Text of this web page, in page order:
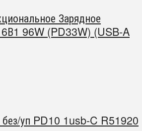
Зарядное
6В1 96W (PD33W) (USB-A
уп PD10 1usb-C R51920